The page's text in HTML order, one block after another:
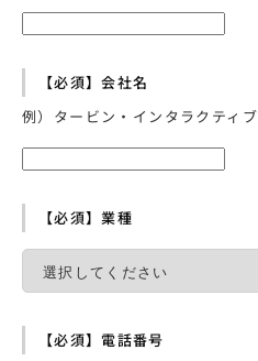
【必須】会社名
例）タービン・インタラクティブ
【必須】業種
【必須】電話番号